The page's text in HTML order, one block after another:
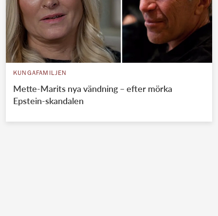
KUNGAFAMILJEN
Mette-Marits nya vändning – efter mörka
Epstein-skandalen